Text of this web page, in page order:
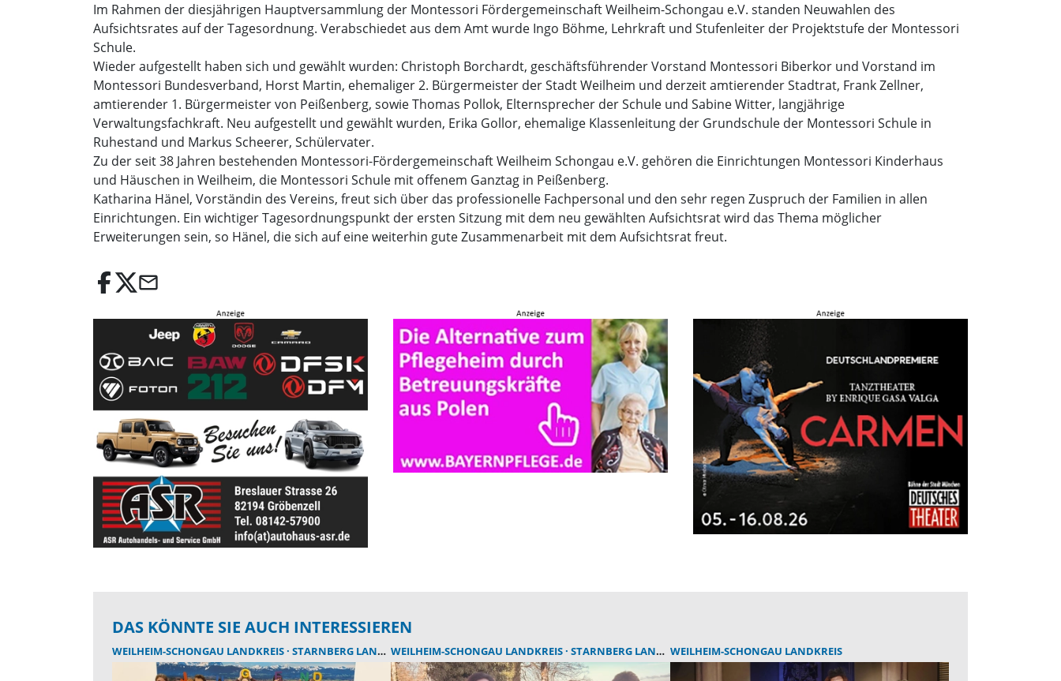
Im Rahmen der diesjährigen Hauptversammlung der Montessori Fördergemeinschaft Weilheim-Schongau e.V. standen Neuwahlen des
Aufsichtsrates auf der Tagesordnung. Verabschiedet aus dem Amt wurde Ingo Böhme, Lehrkraft und Stufenleiter der Projektstufe der Montessori
Schule.
Wieder aufgestellt haben sich und gewählt wurden: Christoph Borchardt, geschäftsführender Vorstand Montessori Biberkor und Vorstand im
Montessori Bundesverband, Horst Martin, ehemaliger 2. Bürgermeister der Stadt Weilheim und derzeit amtierender Stadtrat, Frank Zellner,
amtierender 1. Bürgermeister von Peißenberg, sowie Thomas Pollok, Elternsprecher der Schule und Sabine Witter, langjährige
Verwaltungsfachkraft. Neu aufgestellt und gewählt wurden, Erika Gollor, ehemalige Klassenleitung der Grundschule der Montessori Schule in
Ruhestand und Markus Scheerer, Schülervater.
Zu der seit 38 Jahren bestehenden Montessori-Fördergemeinschaft Weilheim Schongau e.V. gehören die Einrichtungen Montessori Kinderhaus
und Häuschen in Weilheim, die Montessori Schule mit offenem Ganztag in Peißenberg.
Katharina Hänel, Vorständin des Vereins, freut sich über das professionelle Fachpersonal und den sehr regen Zuspruch der Familien in allen
Einrichtungen. Ein wichtiger Tagesordnungspunkt der ersten Sitzung mit dem neu gewählten Aufsichtsrat wird das Thema möglicher
Erweiterungen sein, so Hänel, die sich auf eine weiterhin gute Zusammenarbeit mit dem Aufsichtsrat freut.
email
DAS KÖNNTE SIE AUCH INTERESSIEREN
WEILHEIM-SCHONGAU LANDKREIS STARNBERG LANDKREIS WEILHEIM-SCHONGAU LANDKREIS STARNBERG LANDKREIS WEILHEIM-SCHONGAU LANDKREIS